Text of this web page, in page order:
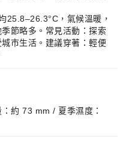
25.8–26.3°C，氣候溫暖，
節略多。常見活動：探索
市生活。建議穿著：輕便
約 73 mm / 夏季濕度：